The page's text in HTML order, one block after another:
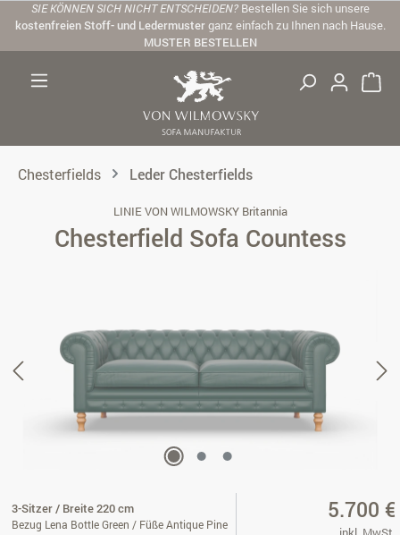
Zum Hauptinhalt springen
SIE KÖNNEN SICH NICHT ENTSCHEIDEN? Bestellen Sie sich unsere
kostenfreien Stoff- und Ledermusterganz einfach zu Ihnen nach Hause.
MUSTER BESTELLEN
Chesterfields Leder Chesterfields
LINIE VON WILMOWSKY Britannia
Chesterfield Sofa Countess
3-Sitzer / Breite 220 cm
Bezug Lena Bottle Green / Füße Antique Pine
5.700 €